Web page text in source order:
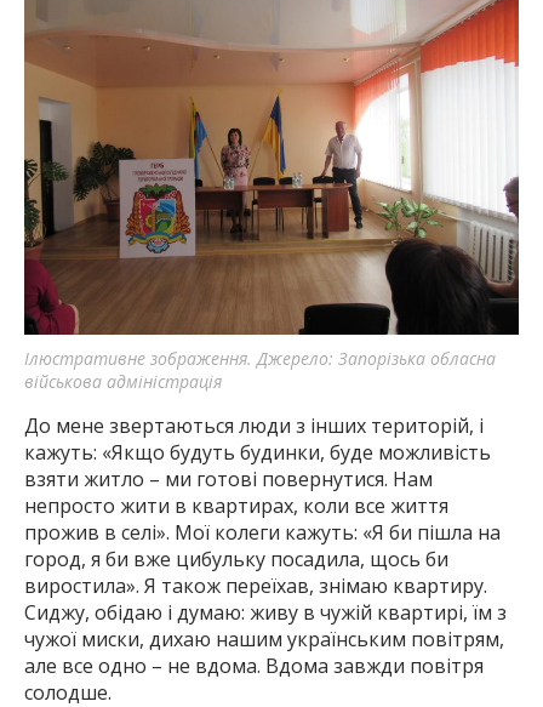
Ілюстративне зображення. Джерело: Запорізька обласна
військова адміністрація
До мене звертаються люди з інших територій, і
кажуть: «Якщо будуть будинки, буде можливість
взяти житло – ми готові повернутися. Нам
непросто жити в квартирах, коли все життя
прожив в селі». Мої колеги кажуть: «Я би пішла на
город, я би вже цибульку посадила, щось би
виростила». Я також переїхав, знімаю квартиру.
Сиджу, обідаю і думаю: живу в чужій квартирі, їм з
чужої миски, дихаю нашим українським повітрям,
але все одно – не вдома. Вдома завжди повітря
солодше.